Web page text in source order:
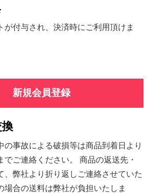
が付与され、決済時にご利用頂けま
新規会員登録
の事故による破損等は商品到着日より
でご連絡ください。 商品の返送先・
、弊社より折り返しご連絡させていた
場合の送料は弊社が負担いたしま